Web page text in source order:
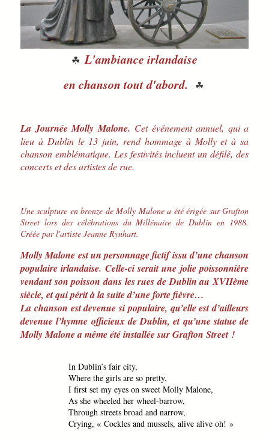
☘L'ambiance irlandaise
en chanson tout d'abord.
☘
La Journée Molly Malone. Cet événement annuel, qui a
lieu à Dublin le 13 juin, rend hommage à Molly et à sa
chanson emblématique. Les festivités incluent un défilé, des
concerts et des artistes de rue.
Une sculpture en bronze de Molly Malone a été érigée sur Grafton
Street lors des célébrations du Millénaire de Dublin en 1988.
Créée par l'artiste Jeanne Rynhart.
Molly Malone est un personnage fictif issu d’une chanson
populaire irlandaise. Celle-ci serait une jolie poissonnière
vendant son poisson dans les rues de Dublin au XVIIème
siècle, et qui périt à la suite d’une forte fièvre…
La chanson est devenue si populaire, qu’elle est d’ailleurs
devenue l’hymne officieux de Dublin, et qu’une statue de
Molly Malone a même été installée sur Grafton Street !
In Dublin’s fair city,
Where the girls are so pretty,
I first set my eyes on sweet Molly Malone,
As she wheeled her wheel-barrow,
Through streets broad and narrow,
Crying, « Cockles and mussels, alive alive oh! »